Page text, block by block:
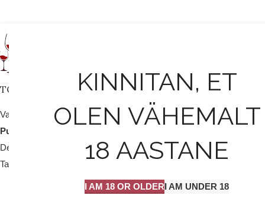
KINNITAN, ET
OLEN VÄHEMALT
18 AASTANE
I AM 18 OR OLDERI AM UNDER 18
TOOTEKATEGOORIAD
Valge vein / mull 25
Punane vein
Dessert vein 9
Tarvikud